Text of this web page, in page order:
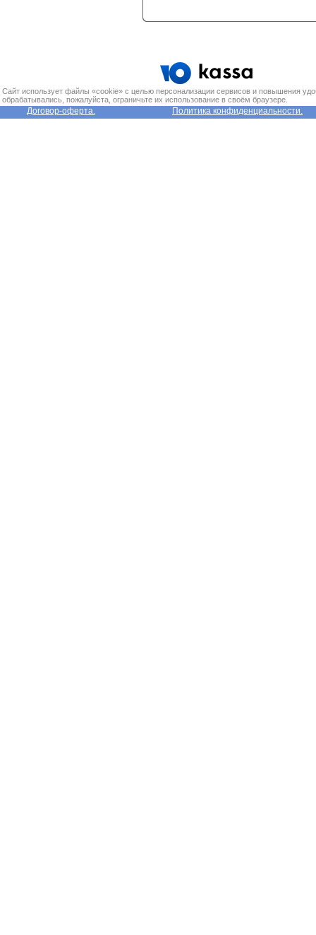
Сайт использует файлы «cookie» с целью персонализации сервисов и повышения
обрабатывались, пожалуйста, ограничьте их использование в своём браузере.
Договор-оферта. Политика конфиденциальности.